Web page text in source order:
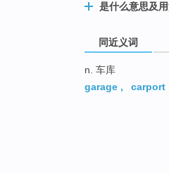
是什么意思及
同近义词
n. 车库
garage , carport